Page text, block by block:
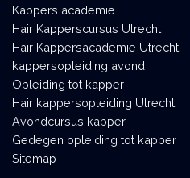
Kappers academie
Hair Kapperscursus Utrecht
Hair Kappersacademie Utrecht
kappersopleiding avond
Opleiding tot kapper
Hair kappersopleiding Utrecht
Avondcursus kapper
Gedegen opleiding tot kapper
Sitemap